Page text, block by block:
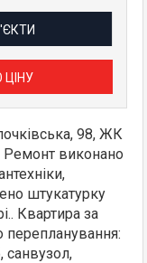
98, ЖК
виконано
штукатурку
Квартира за
перепланування:
санвузол,